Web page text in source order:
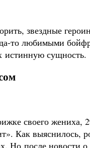
звездные
то любимыми
истинную сущность.
своего жениха,
Как выяснилось,
Но после новости